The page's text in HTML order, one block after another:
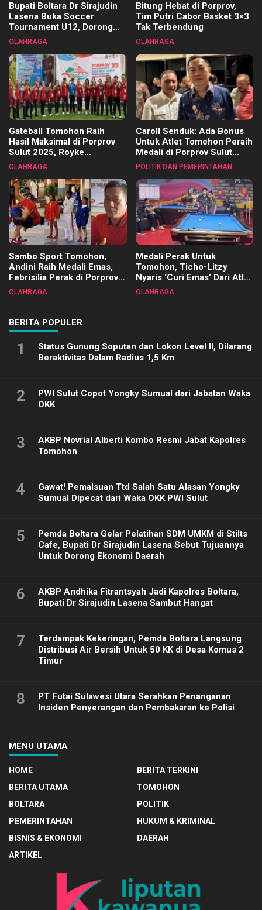
Bupati Boltara Dr Sirajudin
Lasena Buka Soccer
Tournament U12, Dorong
Pembinaan Merata di Setiap
OLAHRAGA
Bitung Hebat di Porprov,
Tim Putri Cabor Basket 3×3
Tak Terbendung
OLAHRAGA
Gateball Tomohon Raih
Hasil Maksimal di Porprov
Sulut 2025, Royke
Tangkawarouw Ucapkan
OLAHRAGA
Caroll Senduk: Ada Bonus
Untuk Atlet Tomohon Peraih
Medali di Porprov Sulut
2025
POLITIK DAN PEMERINTAHAN
Sambo Sport Tomohon,
Andini Raih Medali Emas,
Febrisilia Perak di Porprov
Sulut 2025
OLAHRAGA
Medali Perak Untuk
Tomohon, Ticho-Litzy
Nyaris ‘Curi Emas’ Dari Atlet
Biliar PON di Porprov Sulut
OLAHRAGA
BERITA POPULER
1
Status Gunung Soputan dan Lokon Level II, Dilarang
Beraktivitas Dalam Radius 1,5 Km
2
PWI Sulut Copot Yongky Sumual dari Jabatan Waka
OKK
3
AKBP Novrial Alberti Kombo Resmi Jabat Kapolres
Tomohon
4
Gawat! Pemalsuan Ttd Salah Satu Alasan Yongky
Sumual Dipecat dari Waka OKK PWI Sulut
5
Pemda Boltara Gelar Pelatihan SDM UMKM di Stilts
Cafe, Bupati Dr Sirajudin Lasena Sebut Tujuannya
Untuk Dorong Ekonomi Daerah
6
AKBP Andhika Fitrantsyah Jadi Kapolres Boltara,
Bupati Dr Sirajudin Lasena Sambut Hangat
7
Terdampak Kekeringan, Pemda Boltara Langsung
Distribusi Air Bersih Untuk 50 KK di Desa Komus 2
Timur
8
PT Futai Sulawesi Utara Serahkan Penanganan
Insiden Penyerangan dan Pembakaran ke Polisi
MENU UTAMA
HOME
BERITA TERKINI
BERITA UTAMA
TOMOHON
BOLTARA
POLITIK
PEMERINTAHAN
HUKUM & KRIMINAL
BISNIS & EKONOMI
DAERAH
ARTIKEL